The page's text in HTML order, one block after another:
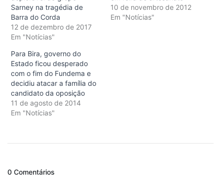
Sarney na tragédia de
Barra do Corda
12 de dezembro de 2017
Em "Notícias"
10 de novembro de 2012
Em "Notícias"
Para Bira, governo do
Estado ficou desperado
com o fim do Fundema e
decidiu atacar a família do
candidato da oposição
11 de agosto de 2014
Em "Notícias"
0 Comentários